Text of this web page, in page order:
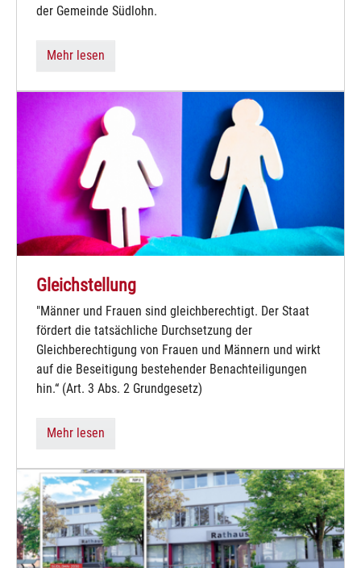
der Gemeinde Südlohn.
Mehr lesen
Gleichstellung
"Männer und Frauen sind gleichberechtigt. Der Staat
fördert die tatsächliche Durchsetzung der
Gleichberechtigung von Frauen und Männern und wirkt
auf die Beseitigung bestehender Benachteiligungen
hin.“ (Art. 3 Abs. 2 Grundgesetz)
Mehr lesen